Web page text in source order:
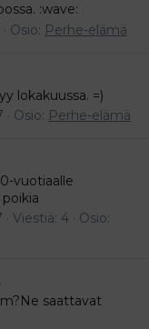
:wave:
Osio: Perhe-elämä
lokakuussa. =)
Osio: Perhe-elämä
vuotiaalle
Viestiä: 4
Osio:
saattavat